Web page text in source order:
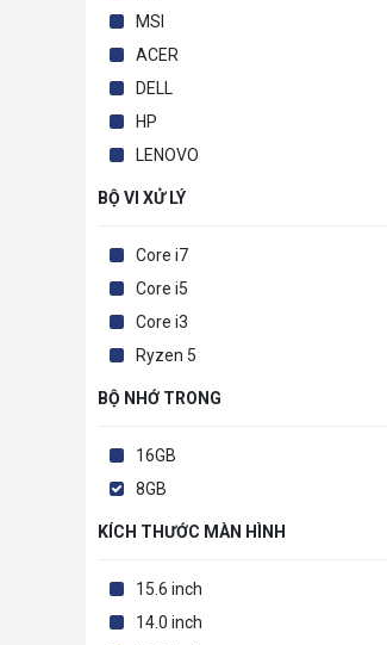
MSI
ACER
DELL
HP
LENOVO
BỘ VI XỬ LÝ
Core i7
Core i5
Core i3
Ryzen 5
BỘ NHỚ TRONG
16GB
8GB
KÍCH THƯỚC MÀN HÌNH
15.6 inch
14.0 inch